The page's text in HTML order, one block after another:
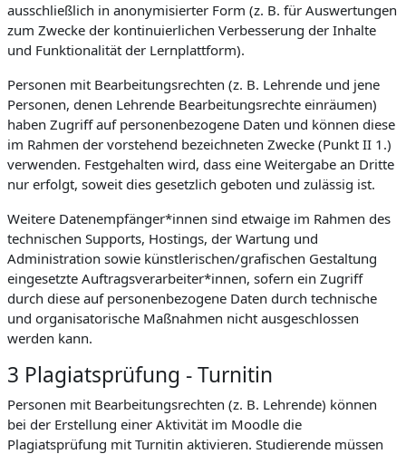
ausschließlich in anonymisierter Form (z. B. für Auswertungen
zum Zwecke der kontinuierlichen Verbesserung der Inhalte
und Funktionalität der Lernplattform).
Personen mit Bearbeitungsrechten (z. B. Lehrende und jene
Personen, denen Lehrende Bearbeitungsrechte einräumen)
haben Zugriff auf personenbezogene Daten und können diese
im Rahmen der vorstehend bezeichneten Zwecke (Punkt II 1.)
verwenden. Festgehalten wird, dass eine Weitergabe an Dritte
nur erfolgt, soweit dies gesetzlich geboten und zulässig ist.
Weitere Datenempfänger*innen sind etwaige im Rahmen des
technischen Supports, Hostings, der Wartung und
Administration sowie künstlerischen/grafischen Gestaltung
eingesetzte Auftragsverarbeiter*innen, sofern ein Zugriff
durch diese auf personenbezogene Daten durch technische
und organisatorische Maßnahmen nicht ausgeschlossen
werden kann.
3 Plagiatsprüfung - Turnitin
Personen mit Bearbeitungsrechten (z. B. Lehrende) können
bei der Erstellung einer Aktivität im Moodle die
Plagiatsprüfung mit Turnitin aktivieren. Studierende müssen